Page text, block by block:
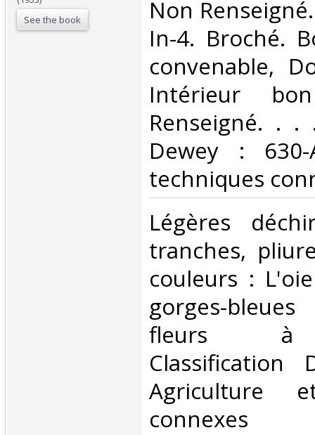
See the book
‎Non
In-4. Broché.
convenable,
Intérieur
Renseigné. . .
Dewey :
techniques
‎Légères
tranches,
couleurs :
gorges-
fleurs à
Classification
Agriculture
connexes‎